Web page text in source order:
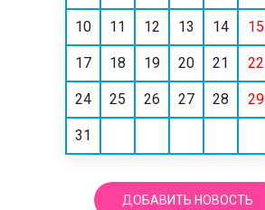
10 11 12 13 14 15
17 18 19 20 21 22
24 25 26 27 28 29
31
ДОБАВИТЬ НОВОСТЬ